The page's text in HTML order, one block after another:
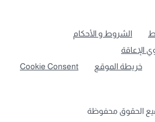
الشروط و الأحكام
الإعاقة
خريطة الموقع Cookie Consent
الحقوق محفوظة